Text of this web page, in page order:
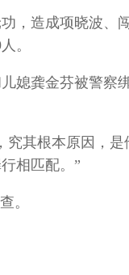
，造成项晓波、
。
媳龚金芬被警察
其根本原因，
相匹配。”
。